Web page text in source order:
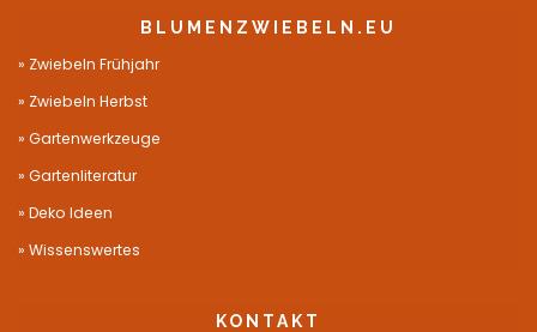
BLUMENZWIEBELN.EU
Zwiebeln Frühjahr
Zwiebeln Herbst
Gartenwerkzeuge
Gartenliteratur
Deko Ideen
Wissenswertes
KONTAKT